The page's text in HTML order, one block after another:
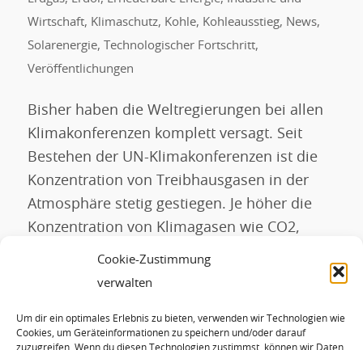
Cookie-Zustimmung
verwalten
Um dir ein optimales Erlebnis zu bieten, verwenden wir Technologien wie
Cookies, um Geräteinformationen zu speichern und/oder darauf
zuzugreifen. Wenn du diesen Technologien zustimmst, können wir Daten
Wirtschaft, Klimaschutz, Kohle, Kohleausstieg, News,
Solarenergie, Technologischer Fortschritt,
Veröffentlichungen
Bisher haben die Weltregierungen bei allen
Klimakonferenzen komplett versagt. Seit
Bestehen der UN-Klimakonferenzen ist die
Konzentration von Treibhausgasen in der
Atmosphäre stetig gestiegen. Je höher die
Konzentration von Klimagasen wie CO2,
Methan, Lachgas und anderen ist –
gemessen in Teilchen pro Million
desto schneller erwärmt sich die Erde. Was
[…]